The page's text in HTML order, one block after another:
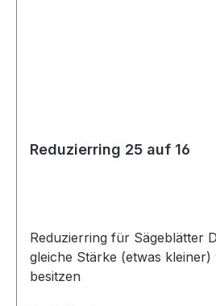
Reduzierring 25 auf 16
Reduzierring für Sägeblätter Der Ring sollte die
gleiche Stärke (etwas
besitzen